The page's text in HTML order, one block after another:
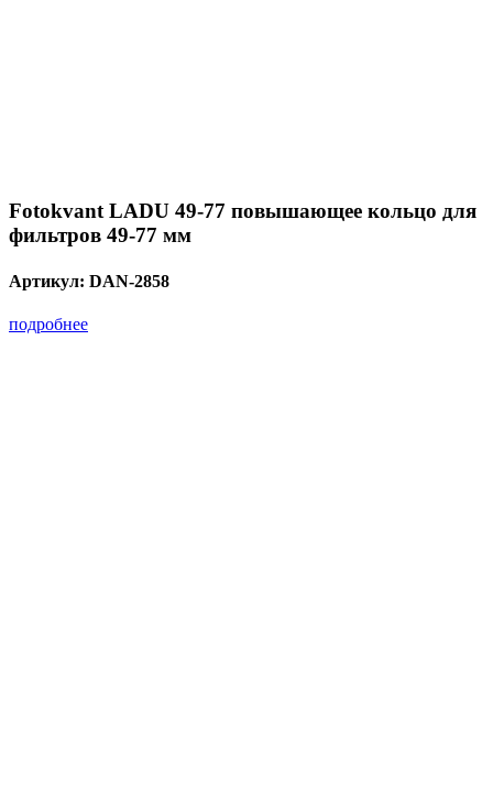
Fotokvant LADU 49-77 повышающее кольцо для
фильтров 49-77 мм
Артикул: DAN-2858
подробнее